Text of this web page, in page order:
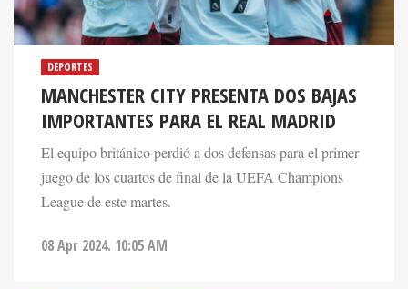
DEPORTES
MANCHESTER CITY PRESENTA DOS BAJAS
IMPORTANTES PARA EL REAL MADRID
El equipo británico perdió a dos defensas para el primer
juego de los cuartos de final de la UEFA Champions
League de este martes.
08 Apr 2024. 10:05 AM